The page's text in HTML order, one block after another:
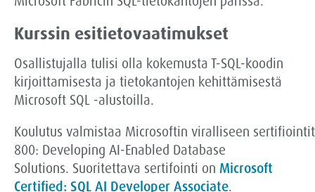
Kurssin esitietovaatimukset
Osallistujalla tulisi olla kokemusta T-SQL-koodin
kirjoittamisesta ja tietokantojen kehittämisestä
Microsoft SQL -alustoilla.
Koulutus valmistaa Microsoftin viralliseen
800: Developing AI-Enabled Database
Solutions. Suoritettava sertifointi on Microsoft
Certified: SQL AI Developer Associate.